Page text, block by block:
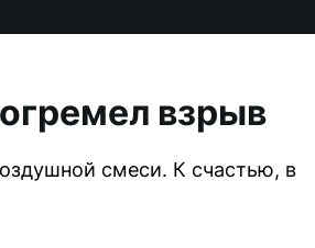
взрыв
смеси. К счастью, в